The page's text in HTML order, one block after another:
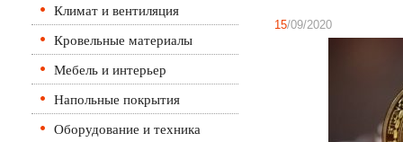
Климат и вентиляция
Кровельные материалы
Мебель и интерьер
Напольные покрытия
Оборудование и техника
15/09/2020